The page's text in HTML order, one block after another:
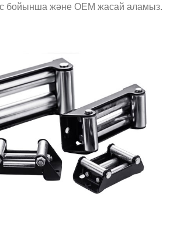
бойынша және OEM жасай аламыз.